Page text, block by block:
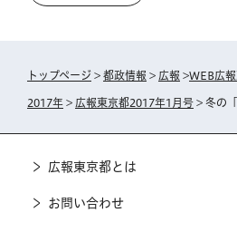
トップページ > 都政情報 > 広報 >WEB広
2017年 > 広報東京都2017年1月号 > 冬の
広報東京都とは
お問い合わせ